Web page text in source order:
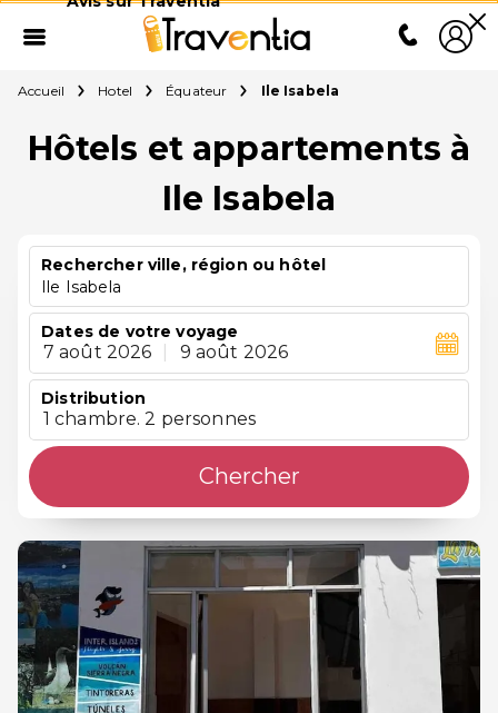
Accueil Hotel Équateur Ile Isabela
Hôtels et appartements à
Ile Isabela
Rechercher ville, région ou hôtel
Ile Isabela
Dates de votre voyage
7 août 2026 9 août 2026
Distribution
1 chambre. 2 personnes
Chercher